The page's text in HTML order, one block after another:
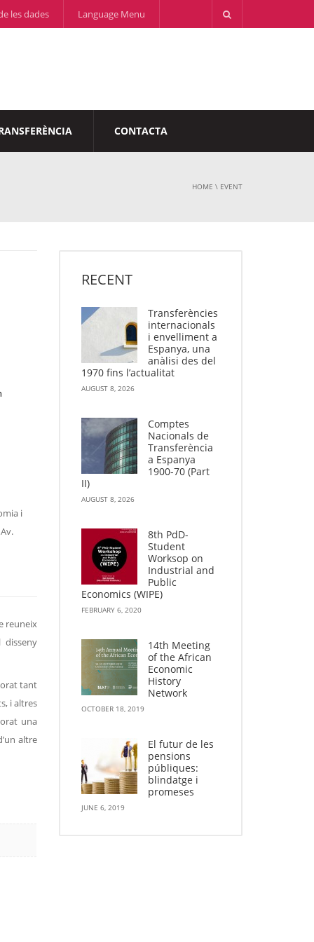
les dades Language Menu
CONTACTA
HOME \ EVENT
i
reuneix
disseny
tant
i altres
una
altre
RECENT
Transferències
internacionals
i envelliment a
Espanya, una
anàlisi des del
1970 fins l’actualitat
AUGUST 8, 2026
Comptes
Nacionals de
Transferència
a Espanya
1900-70 (Part
II)
AUGUST 8, 2026
8th PdD-
Student
Worksop on
Industrial and
Public
Economics (WIPE)
FEBRUARY 6, 2020
14th Meeting
of the African
Economic
History
Network
OCTOBER 18, 2019
El futur de les
pensions
públiques:
blindatge i
promeses
JUNE 6, 2019